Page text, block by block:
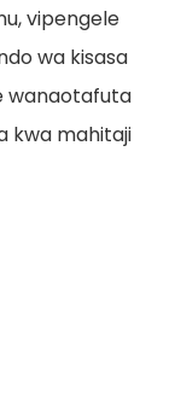
vipengele
wa kisasa
wanaotafuta
kwa mahitaji